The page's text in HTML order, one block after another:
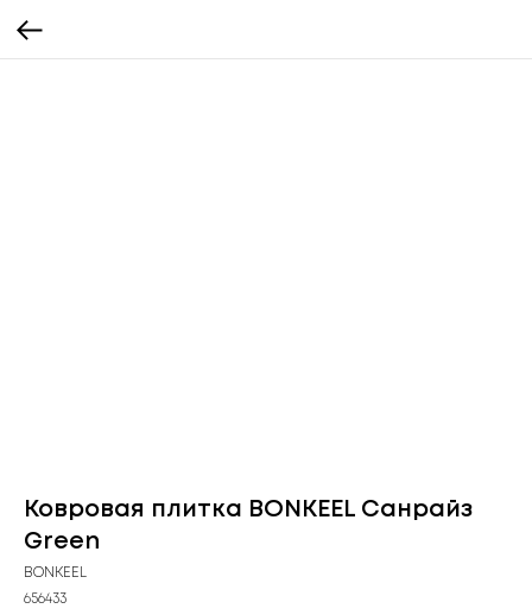
Ковровая плитка BONKEEL Санрайз
Green
BONKEEL
656433